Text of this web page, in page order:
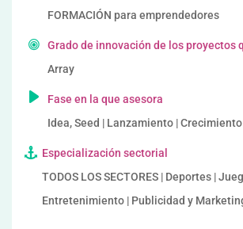
FORMACIÓN para emprendedores
Grado de innovación de los proyectos
Array
Fase en la que asesora
Idea, Seed | Lanzamiento | Crecimiento
Especialización sectorial
TODOS LOS SECTORES | Deportes |
Entretenimiento | Publicidad y